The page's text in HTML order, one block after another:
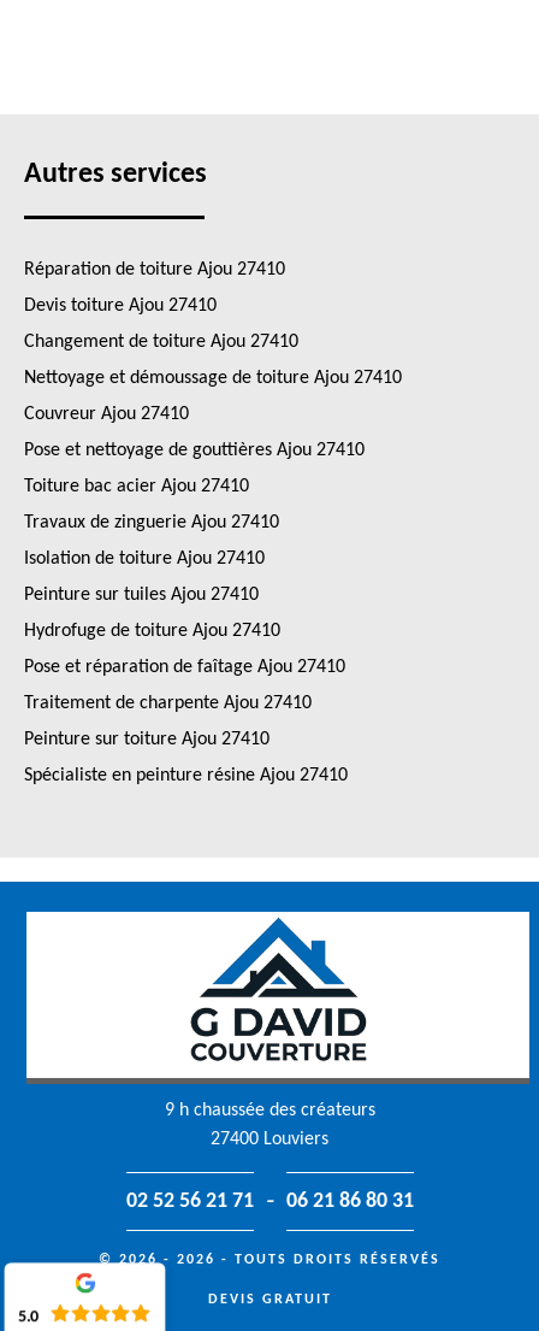
Autres services
Réparation de toiture Ajou 27410
Devis toiture Ajou 27410
Changement de toiture Ajou 27410
Nettoyage et démoussage de toiture Ajou 27410
Couvreur Ajou 27410
Pose et nettoyage de gouttières Ajou 27410
Toiture bac acier Ajou 27410
Travaux de zinguerie Ajou 27410
Isolation de toiture Ajou 27410
Peinture sur tuiles Ajou 27410
Hydrofuge de toiture Ajou 27410
Pose et réparation de faîtage Ajou 27410
Traitement de charpente Ajou 27410
Peinture sur toiture Ajou 27410
Spécialiste en peinture résine Ajou 27410
9 h chaussée des créateurs
27400 Louviers
02 52 56 21 71 - 06 21 86 80 31
© 2026 - 2026 - TOUTS DROITS RÉSERVÉS
DEVIS GRATUIT
5.0